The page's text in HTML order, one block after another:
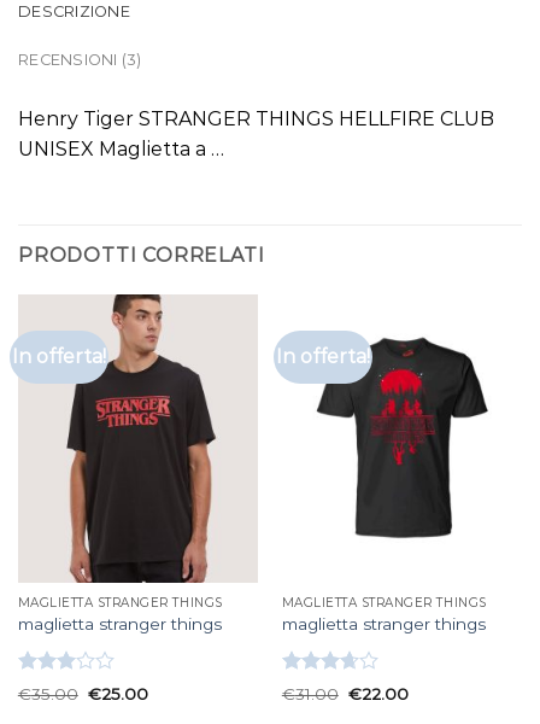
DESCRIZIONE
RECENSIONI (3)
Henry Tiger STRANGER THINGS HELLFIRE CLUB
UNISEX Maglietta a …
PRODOTTI CORRELATI
In offerta!
MAGLIETTA STRANGER THINGS
maglietta stranger things
Valutato
€35.00 €25.00
In offerta!
MAGLIETTA STRANGER THINGS
maglietta stranger things
Valutato
€31.00 €22.00